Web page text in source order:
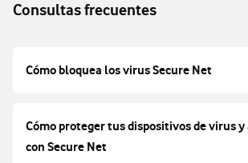
Consultas frecuentes
Cómo bloquea los virus Secure Net
Cómo proteger tus dispositivos de virus y
con Secure Net